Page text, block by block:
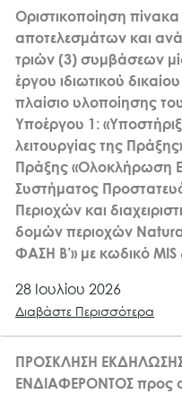
Οριστικοποίηση πίνακα
αποτελεσμάτων και
τριών (3) συμβάσεων
έργου ιδιωτικού
πλαίσιο υλοποίησης
Υποέργου 1:
λειτουργίας της
Πράξης «Ολοκλήρωση
Συστήματος
Περιοχών και
δομών περιοχών
ΦΑΣΗ Β’» με κωδικό MIS
28 Ιουλίου 2026
Διαβάστε Περισσότερα
ΠΡΟΣΚΛΗΣΗ
ΕΝΔΙΑΦΕΡΟΝΤΟΣ προς